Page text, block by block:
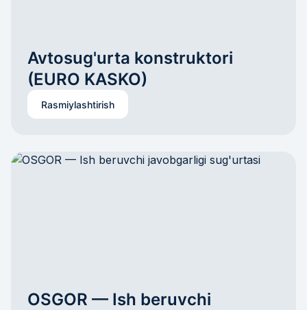
Avtosug'urta konstruktori
(EURO KASKO)
Rasmiylashtirish
OSGOR — Ish beruvchi